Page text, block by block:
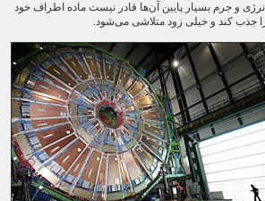
انرژی و جرم بسیار پایین آن‌ها قادر نیست ماده اطراف خود
جذب کند و خیلی زود متلاشی می‌شود.